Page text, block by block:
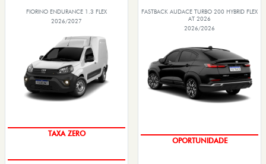
FIORINO ENDURANCE 1.3 FLEX
2026/2027
TAXA ZERO
FASTBACK AUDACE TURBO 200 HYBRID FLEX
AT 2026
2026/2026
OPORTUNIDADE